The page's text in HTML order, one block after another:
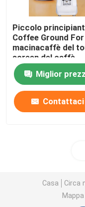
Piccolo
Coffee Ground
macinacaffè del
screen del caffè
espresso del livello
entrataMiglior
Contattaci
Casa Circa